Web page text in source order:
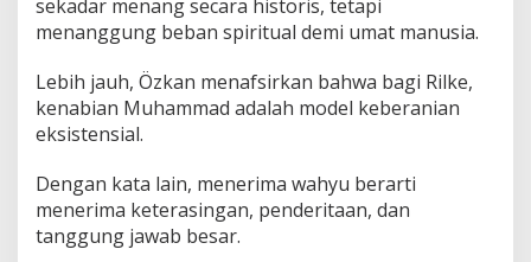
sekadar menang secara historis, tetapi
menanggung beban spiritual demi umat manusia.
Lebih jauh, Özkan menafsirkan bahwa bagi Rilke,
kenabian Muhammad adalah model keberanian
eksistensial.
Dengan kata lain, menerima wahyu berarti
menerima keterasingan, penderitaan, dan
tanggung jawab besar.